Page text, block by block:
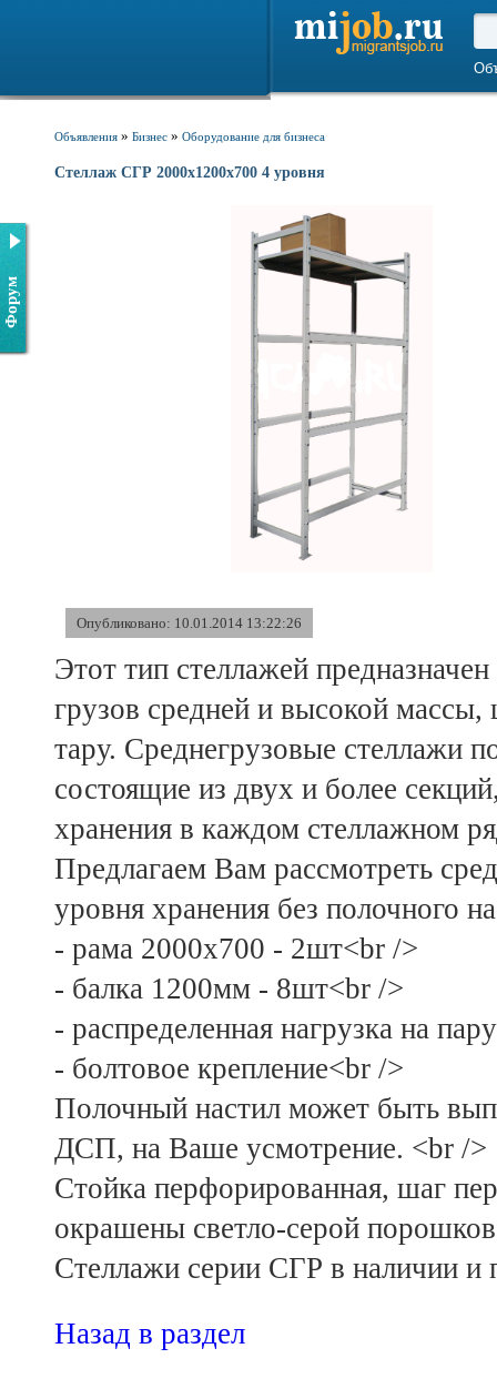
Форум
Объявления » Бизнес » Оборудование для бизнеса
Стеллаж СГР 2000х1200х700 4 уровня
Опубликовано: 10.01.2014 13:22:26
Этот тип стеллажей
грузов средней и высокой
тару. Среднегрузовые стеллажи
состоящие из двух и более
хранения в каждом стеллажном
Предлагаем Вам рассмотреть
уровня хранения без полочного
- рама 2000х700 - 2шт<br />
- балка 1200мм - 8шт<br />
- распределенная нагрузка на
- болтовое крепление<br />
Полочный настил может быть
ДСП, на Ваше усмотрение. <br />
Стойка перфорированная, шаг
окрашены светло-серой
Стеллажи серии СГР в наличии и
Назад в раздел